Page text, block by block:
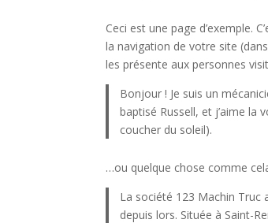
Ceci est une page d’exemple.
la navigation de votre site
les présente aux personnes
Bonjour ! Je suis un
baptisé Russell, et j’aime la
coucher du soleil).
…ou quelque chose comme
La société 123 Machin Truc
depuis lors. Située à Saint-